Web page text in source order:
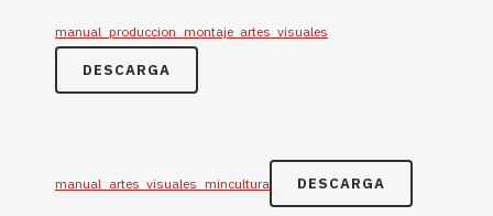
manual_produccion_montaje_artes_visuales
DESCARGA
manual_artes_visuales_mincultura DESCARGA